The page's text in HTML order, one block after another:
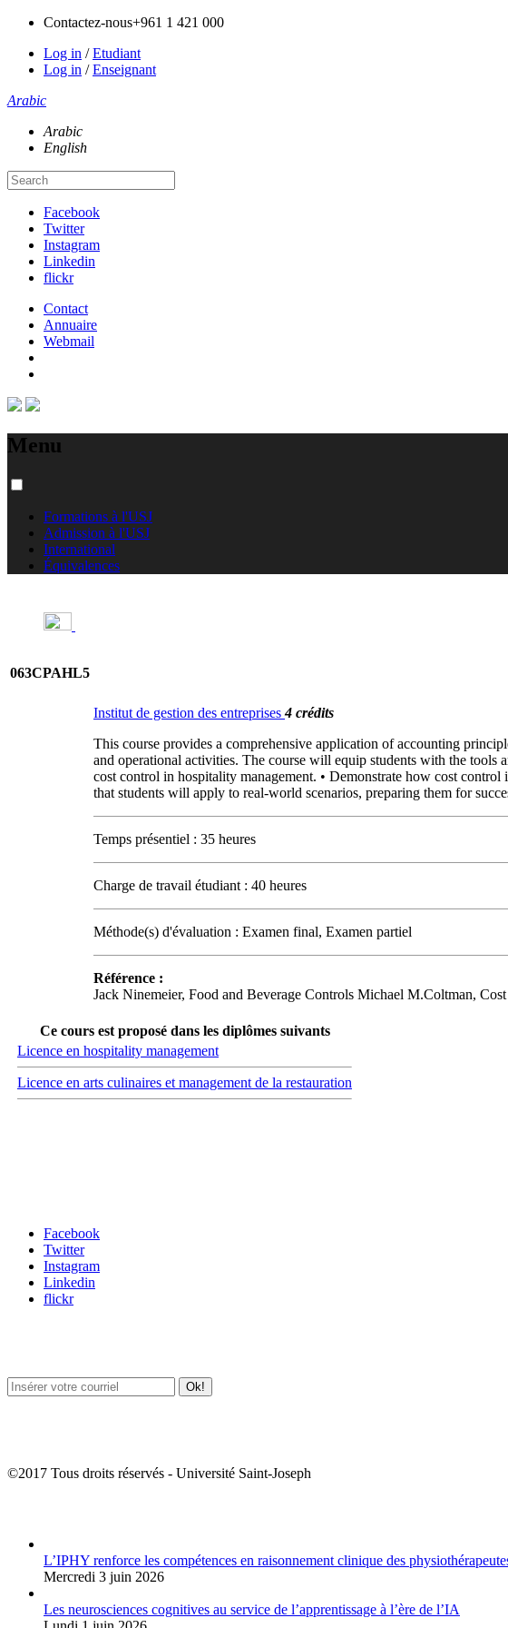
Contactez-nous+961 1 421 000
Log in /Etudiant
Log in /Enseignant
Arabic
Arabic
English
Facebook
Twitter
Instagram
Linkedin
flickr
Contact
Annuaire
Webmail
Menu
Formations à l'USJ
Admission à l'USJ
International
Équivalences
063CPAHL5
Institut de gestion des entreprises4 crédits
This course provides a comprehensive application of accounting
and operational activities. The course will equip students with the tools
cost control in hospitality management. • Demonstrate how cost
that students will apply to real-world scenarios, preparing them for
Temps présentiel : 35 heures
Charge de travail étudiant : 40 heures
Méthode(s) d'évaluation : Examen final, Examen partiel
Référence :
Jack Ninemeier, Food and Beverage Controls Michael M.Coltman,
Ce cours est proposé dans les diplômes suivants
Licence en hospitality management
Licence en arts culinaires et management de la restauration
Facebook
Twitter
Instagram
Linkedin
flickr
©2017 Tous droits réservés - Université Saint-Joseph
L’IPHY renforce les compétences en raisonnement clinique des
Mercredi 3 juin 2026
Les neurosciences cognitives au service de l’apprentissage à l’ère de l’IA